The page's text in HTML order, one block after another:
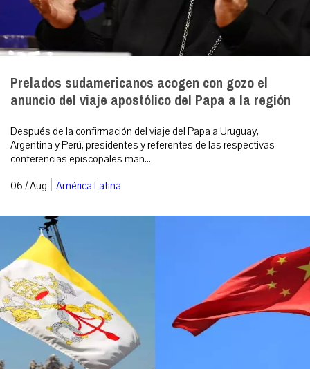
Prelados sudamericanos acogen con gozo el
anuncio del viaje apostólico del Papa a la región
Después de la confirmación del viaje del Papa a Uruguay,
Argentina y Perú, presidentes y referentes de las respectivas
conferencias episcopales man...
06 / Aug | América Latina